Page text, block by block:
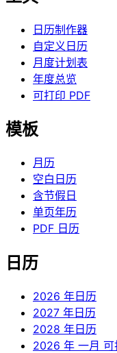
日历制作器
自定义日历
月度计划表
年度总览
可打印 PDF
模板
月历
空白日历
含节假日
单页年历
PDF 日历
日历
2026 年日历
2027 年日历
2028 年日历
2026 年 一月 可